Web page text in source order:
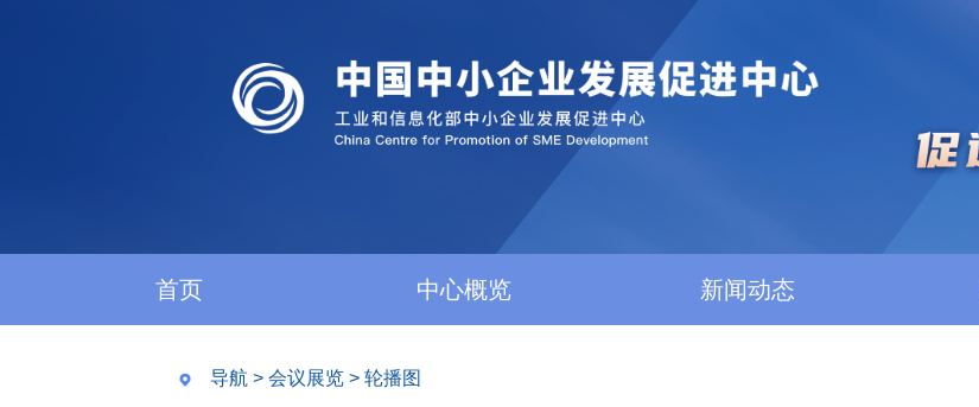
首页 中心概览 新闻动态
导航 > 会议展览 > 轮播图